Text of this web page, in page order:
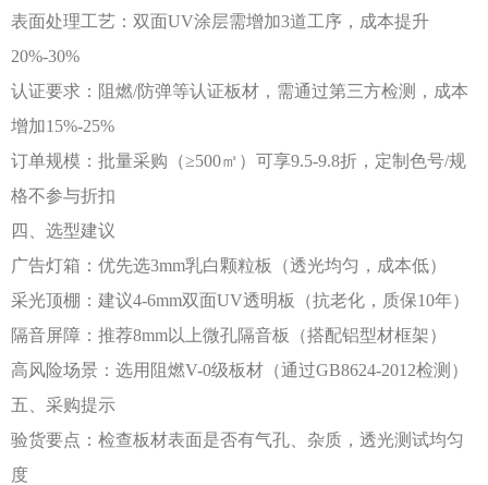
表面处理工艺：双面UV涂层需增加3道工序，成本提升
20%-30%
认证要求：阻燃/防弹等认证板材，需通过第三方检测，成本
增加15%-25%
订单规模：批量采购（≥500㎡）可享9.5-9.8折，定制色号/规
格不参与折扣
四、选型建议
广告灯箱：优先选3mm乳白颗粒板（透光均匀，成本低）
采光顶棚：建议4-6mm双面UV透明板（抗老化，质保10年）
隔音屏障：推荐8mm以上微孔隔音板（搭配铝型材框架）
高风险场景：选用阻燃V-0级板材（通过GB8624-2012检测）
五、采购提示
验货要点：检查板材表面是否有气孔、杂质，透光测试均匀
度